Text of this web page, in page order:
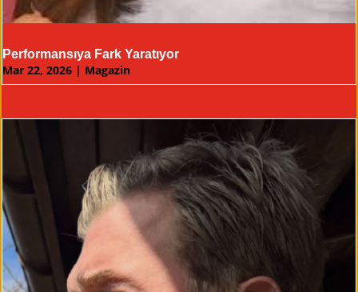
Performansıya Fark Yaratıyor
Mar 22, 2026 | Magazin